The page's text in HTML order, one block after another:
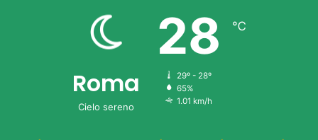
Roma
Cielo sereno
28 ℃
29º - 28º
65%
1.01 km/h